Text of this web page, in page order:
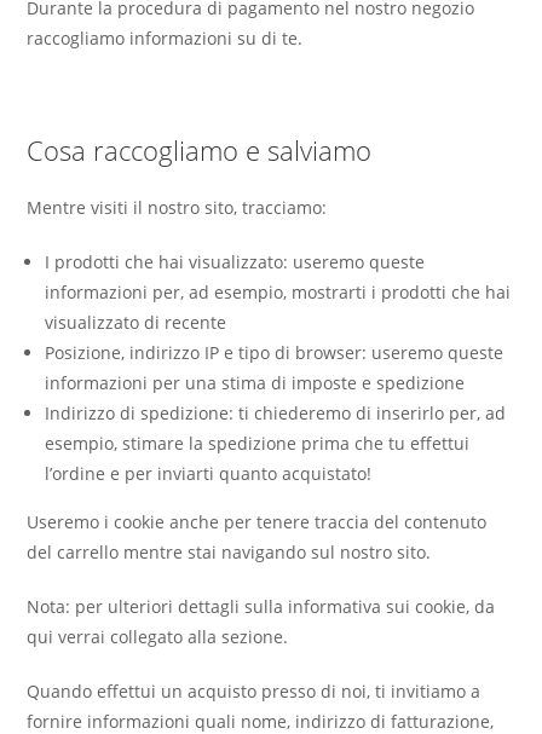
Durante la procedura di pagamento nel nostro negozio
raccogliamo informazioni su di te.
Cosa raccogliamo e salviamo
Mentre visiti il nostro sito, tracciamo:
I prodotti che hai visualizzato: useremo queste
informazioni per, ad esempio, mostrarti i prodotti che hai
visualizzato di recente
Posizione, indirizzo IP e tipo di browser: useremo queste
informazioni per una stima di imposte e spedizione
Indirizzo di spedizione: ti chiederemo di inserirlo per, ad
esempio, stimare la spedizione prima che tu effettui
l’ordine e per inviarti quanto acquistato!
Useremo i cookie anche per tenere traccia del contenuto
del carrello mentre stai navigando sul nostro sito.
Nota: per ulteriori dettagli sulla informativa sui cookie, da
qui verrai collegato alla sezione.
Quando effettui un acquisto presso di noi, ti invitiamo a
fornire informazioni quali nome, indirizzo di fatturazione,